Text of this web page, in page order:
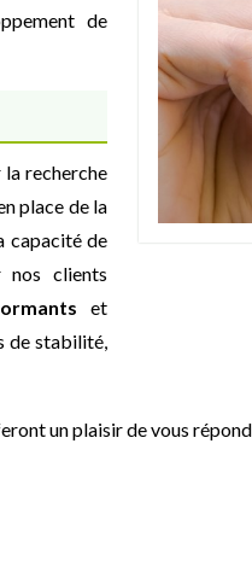
de
recherche
place de la
capacité de
nos clients
et
de stabilité,
un plaisir de vous